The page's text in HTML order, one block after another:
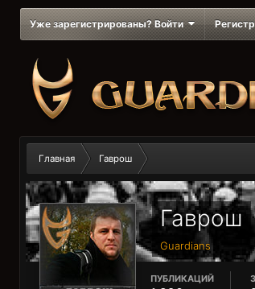
Уже зарегистрированы? Войти
Главная Гаврош
Гаврош
Guardians
ПУБЛИКАЦИЙ